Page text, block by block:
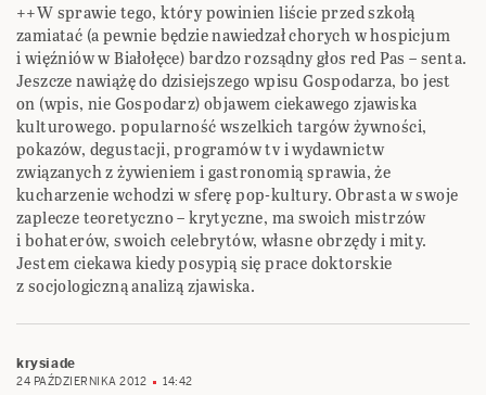
++W sprawie tego, który powinien liście przed szkołą
zamiatać (a pewnie będzie nawiedzał chorych w hospicjum
i więźniów w Białołęce) bardzo rozsądny głos red Pas – senta.
Jeszcze nawiążę do dzisiejszego wpisu Gospodarza, bo jest
on (wpis, nie Gospodarz) objawem ciekawego zjawiska
kulturowego. popularność wszelkich targów żywności,
pokazów, degustacji, programów tv i wydawnictw
związanych z żywieniem i gastronomią sprawia, że
kucharzenie wchodzi w sferę pop-kultury. Obrasta w swoje
zaplecze teoretyczno – krytyczne, ma swoich mistrzów
i bohaterów, swoich celebrytów, własne obrzędy i mity.
Jestem ciekawa kiedy posypią się prace doktorskie
z socjologiczną analizą zjawiska.
krysiade
24 PAŹDZIERNIKA 2012 14:42